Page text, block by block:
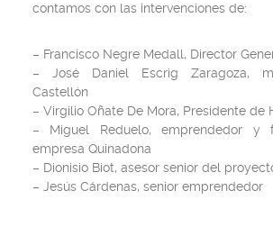
contamos con las intervenciones de:
– Francisco Negre Medall, Director
– José Daniel Escrig Zaragoza,
Castellón
– Virgilio Oñate De Mora, Presidente de
– Miguel Reduelo, emprendedor y
empresa Quinadona
– Dionisio Biot, asesor senior del
– Jesús Cárdenas, senior emprendedor